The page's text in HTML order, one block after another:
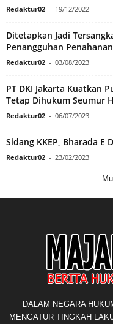
Redaktur02 - 19/12/2022
Ditetapkan Jadi
Penangguhan Penahanan
Redaktur02 - 03/08/2023
PT DKI Jakarta Kuatkan
Tetap Dihukum Seumur
Redaktur02 - 06/07/2023
Sidang KKEP, Bharada E
Redaktur02 - 23/02/2023
DALAM NEGARA
MENGATUR TINGKAH